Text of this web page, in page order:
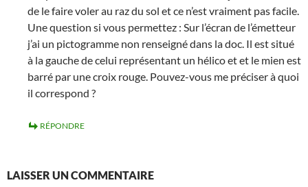
de le faire voler au raz du sol et ce n’est vraiment pas facile.
Une question si vous permettez : Sur l’écran de l’émetteur
j’ai un pictogramme non renseigné dans la doc. Il est situé
à la gauche de celui représentant un hélico et et le mien est
barré par une croix rouge. Pouvez-vous me préciser à quoi
il correspond ?
RÉPONDRE
LAISSER UN COMMENTAIRE